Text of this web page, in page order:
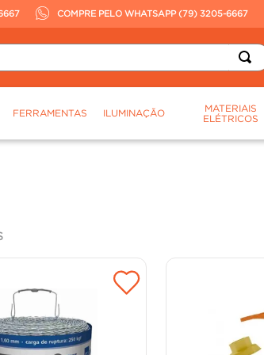
COMPRE PELO WHATSAPP (79) 3205-6667
FERRAMENTAS ILUMINAÇÃO
MATERIAIS
ELÉTRICOS